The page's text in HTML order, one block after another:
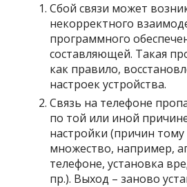
Сбой связи может
некорректного
программного
составляющей. Такая
как правило,
настроек устройства.
Связь на телефоне
по той или иной
настройки (причин
множество, например,
телефоне, установка
пр.). Выход – заново